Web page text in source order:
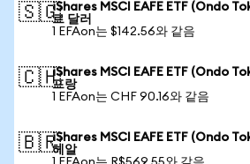
🇸🇬iShares MSCI EAFE ETF (Ondo
르 달러
1 EFAon는 $142.56와 같음
🇨🇭iShares MSCI EAFE ETF (Ondo
프랑
1 EFAon는 CHF 90.16와 같음
🇧🇷iShares MSCI EAFE ETF (Ondo
헤알